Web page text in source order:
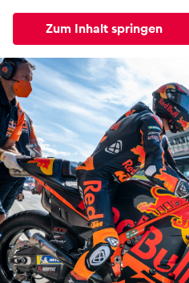
Zum Inhalt springen
Alle News Events
News